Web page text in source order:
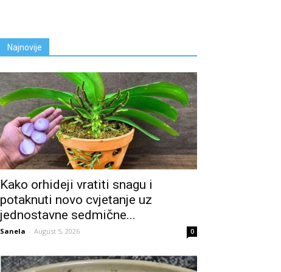
Najnovije
Kako orhideji vratiti snagu i
potaknuti novo cvjetanje uz
jednostavne sedmične...
Sanela - August 5, 2026 0